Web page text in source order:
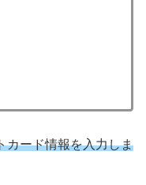
カード情報を入力しま